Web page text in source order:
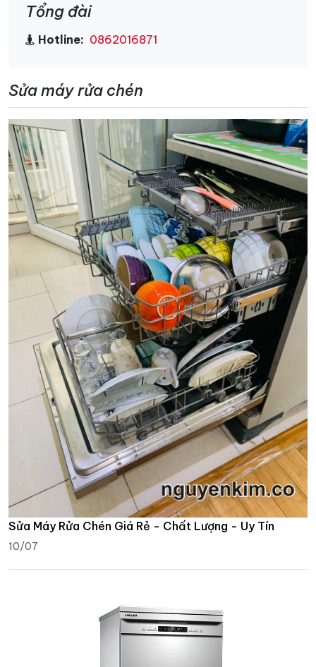
Tổng đài
Hotline: 0862016871
Sửa máy rửa chén
Sửa Máy Rửa Chén Giá Rẻ - Chất Lượng - Uy Tín
10/07